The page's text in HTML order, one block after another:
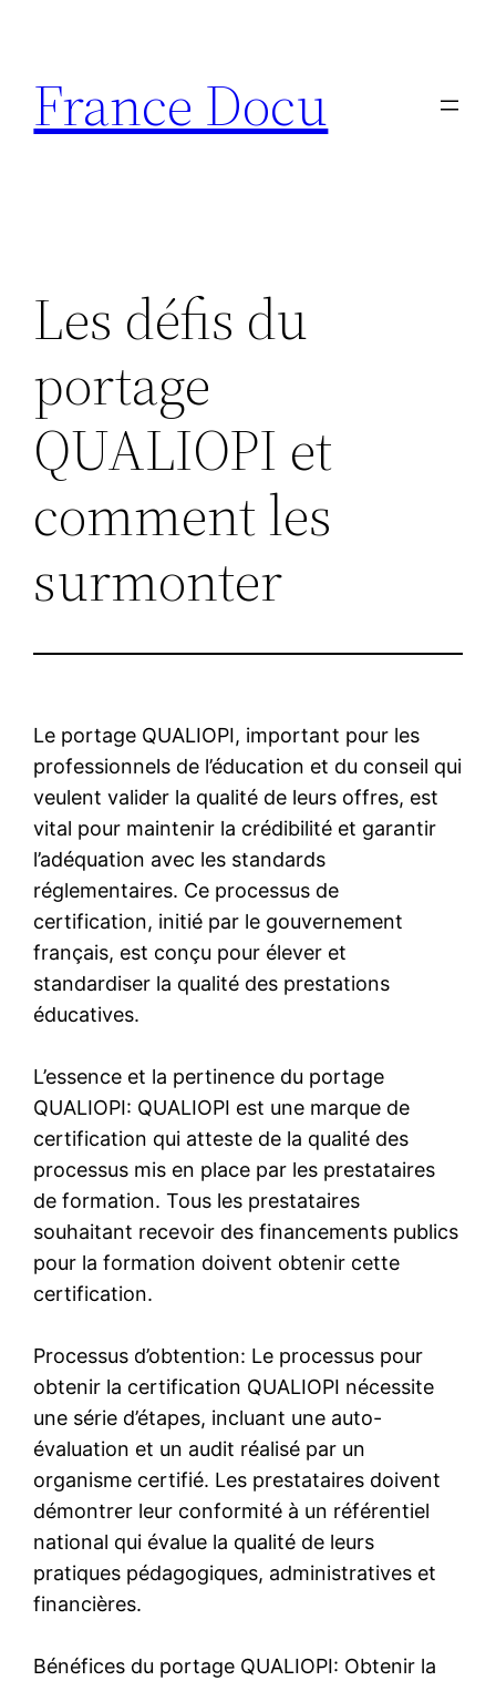
contenu
France Docu
Les défis du
portage
QUALIOPI et
comment les
surmonter
Le portage QUALIOPI, important pour les
professionnels de l’éducation et du conseil qui
veulent valider la qualité de leurs offres, est
vital pour maintenir la crédibilité et garantir
l’adéquation avec les standards
réglementaires. Ce processus de
certification, initié par le gouvernement
français, est conçu pour élever et
standardiser la qualité des prestations
éducatives.
L’essence et la pertinence du portage
QUALIOPI: QUALIOPI est une marque de
certification qui atteste de la qualité des
processus mis en place par les prestataires
de formation. Tous les prestataires
souhaitant recevoir des financements publics
pour la formation doivent obtenir cette
certification.
Processus d’obtention: Le processus pour
obtenir la certification QUALIOPI nécessite
une série d’étapes, incluant une auto-
évaluation et un audit réalisé par un
organisme certifié. Les prestataires doivent
démontrer leur conformité à un référentiel
national qui évalue la qualité de leurs
pratiques pédagogiques, administratives et
financières.
Bénéfices du portage QUALIOPI: Obtenir la